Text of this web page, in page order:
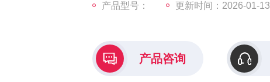
产品型号： 更新时间：2026-01-13
产品咨询